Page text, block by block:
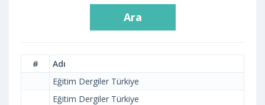
Ara
#
Adı
Eğitim Dergiler Türkiye
Eğitim Dergiler Türkiye